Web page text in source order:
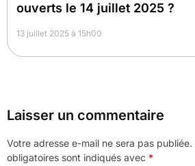
ouverts le 14 juillet 2025 ?
13 juillet 2025 à 15h00
Laisser un commentaire
Votre adresse e-mail ne sera pas publiée.
obligatoires sont indiqués avec *